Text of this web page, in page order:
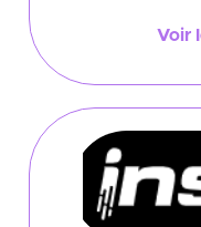
Voir